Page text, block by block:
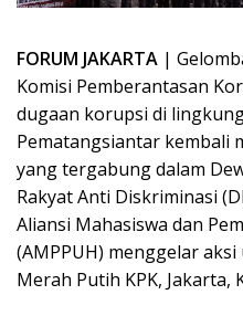
FORUM JAKARTA |
Komisi Pemberantasan
dugaan korupsi di
Pematangsiantar kembali
yang tergabung dalam
Rakyat Anti Diskriminasi
Aliansi Mahasiswa dan
(AMPPUH) menggelar
Merah Putih KPK, Jakarta,